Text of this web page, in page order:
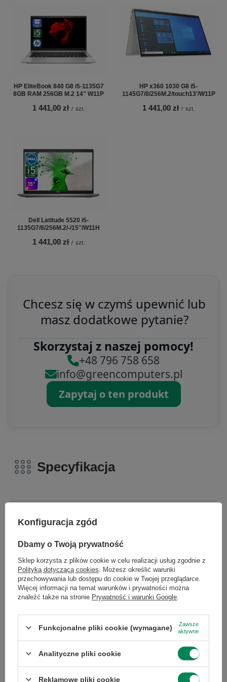
HP EliteBook 840 G8 i5-1135G7
8GB RAM 256GB M.2 14" W11P
1 441,00 zł / szt.
HP x360 1030 G8 i5-
1145G7/8/256M.2/touch13'/W11P
1 441,00 zł / szt.
Dell Latitude 5520 i5-
1135G7/8/256M.2/-/15"/W11H
1 441,00 zł / szt.
Chcesz się w czymś upewnić lub
masz dodatkowe pytanie?
Skorzystaj z naszej pomocy!
+48 796 758 658
info@greencomputers.pl
Zapytaj o ten produkt
Specyfikacja
Marka
Gwarancja
Gwarancja na 12
miesięcy
Stan Używany
Dołącz do newslettera Green
Computers
Zgarnij jako pierwszy informacje o zniżkach i
rabatach w naszym sklepie!
...lub zadzwoń od razu, aby odebrać
przy zamówieniu telefonicznym
50 zł rabatu!
Rabat 50 zł przy zamówieniach powyżej 300 zł. Oferta
jednorazowa, nie łączy się z innymi promocjami i nie
obejmuje zamówień hurtowych.
Konfiguracja zgód
Dbamy o Twoją prywatność
Sklep korzysta z plików cookie w celu realizacji usług zgodnie z
Polityką dotyczącą cookies . Możesz określić warunki
przechowywania lub dostępu do cookie w Twojej przeglądarce.
Więcej informacji na temat warunków i prywatności można
znaleźć także na stronie Prywatność i warunki Google
Funkcjonalne pliki cookie (wymagane)
Zawsze
aktywne
Analityczne pliki cookie
Reklamowe pliki cookie